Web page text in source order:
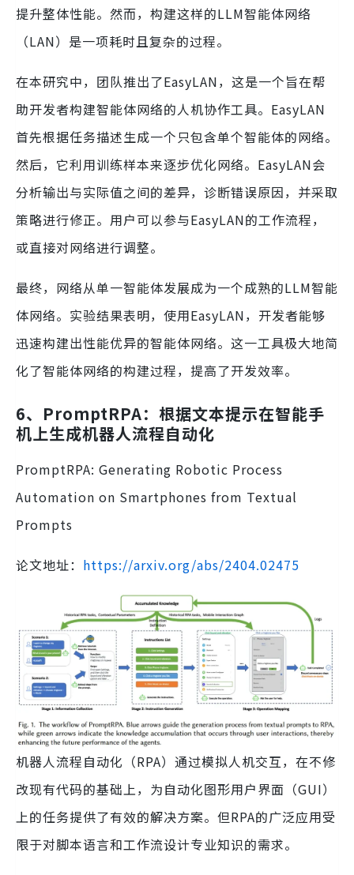
提升整体性能。然而，构建这样的LLM智能体网络
（LAN）是一项耗时且复杂的过程。
在本研究中，团队推出了EasyLAN，这是一个旨在帮
助开发者构建智能体网络的人机协作工具。EasyLAN
首先根据任务描述生成一个只包含单个智能体的网络。
然后，它利用训练样本来逐步优化网络。EasyLAN会
分析输出与实际值之间的差异，诊断错误原因，并采取
策略进行修正。用户可以参与EasyLAN的工作流程，
或直接对网络进行调整。
最终，网络从单一智能体发展成为一个成熟的LLM智能
体网络。实验结果表明，使用EasyLAN，开发者能够
迅速构建出性能优异的智能体网络。这一工具极大地简
化了智能体网络的构建过程，提高了开发效率。
6、PromptRPA：根据文本提示在智能手
机上生成机器人流程自动化
PromptRPA: Generating Robotic Process
Automation on Smartphones from Textual
Prompts
论文地址： https://arxiv.org/abs/2404.02475
机器人流程自动化（RPA）通过模拟人机交互，在不修
改现有代码的基础上，为自动化图形用户界面（GUI）
上的任务提供了有效的解决方案。但RPA的广泛应用受
限于对脚本语言和工作流设计专业知识的需求。